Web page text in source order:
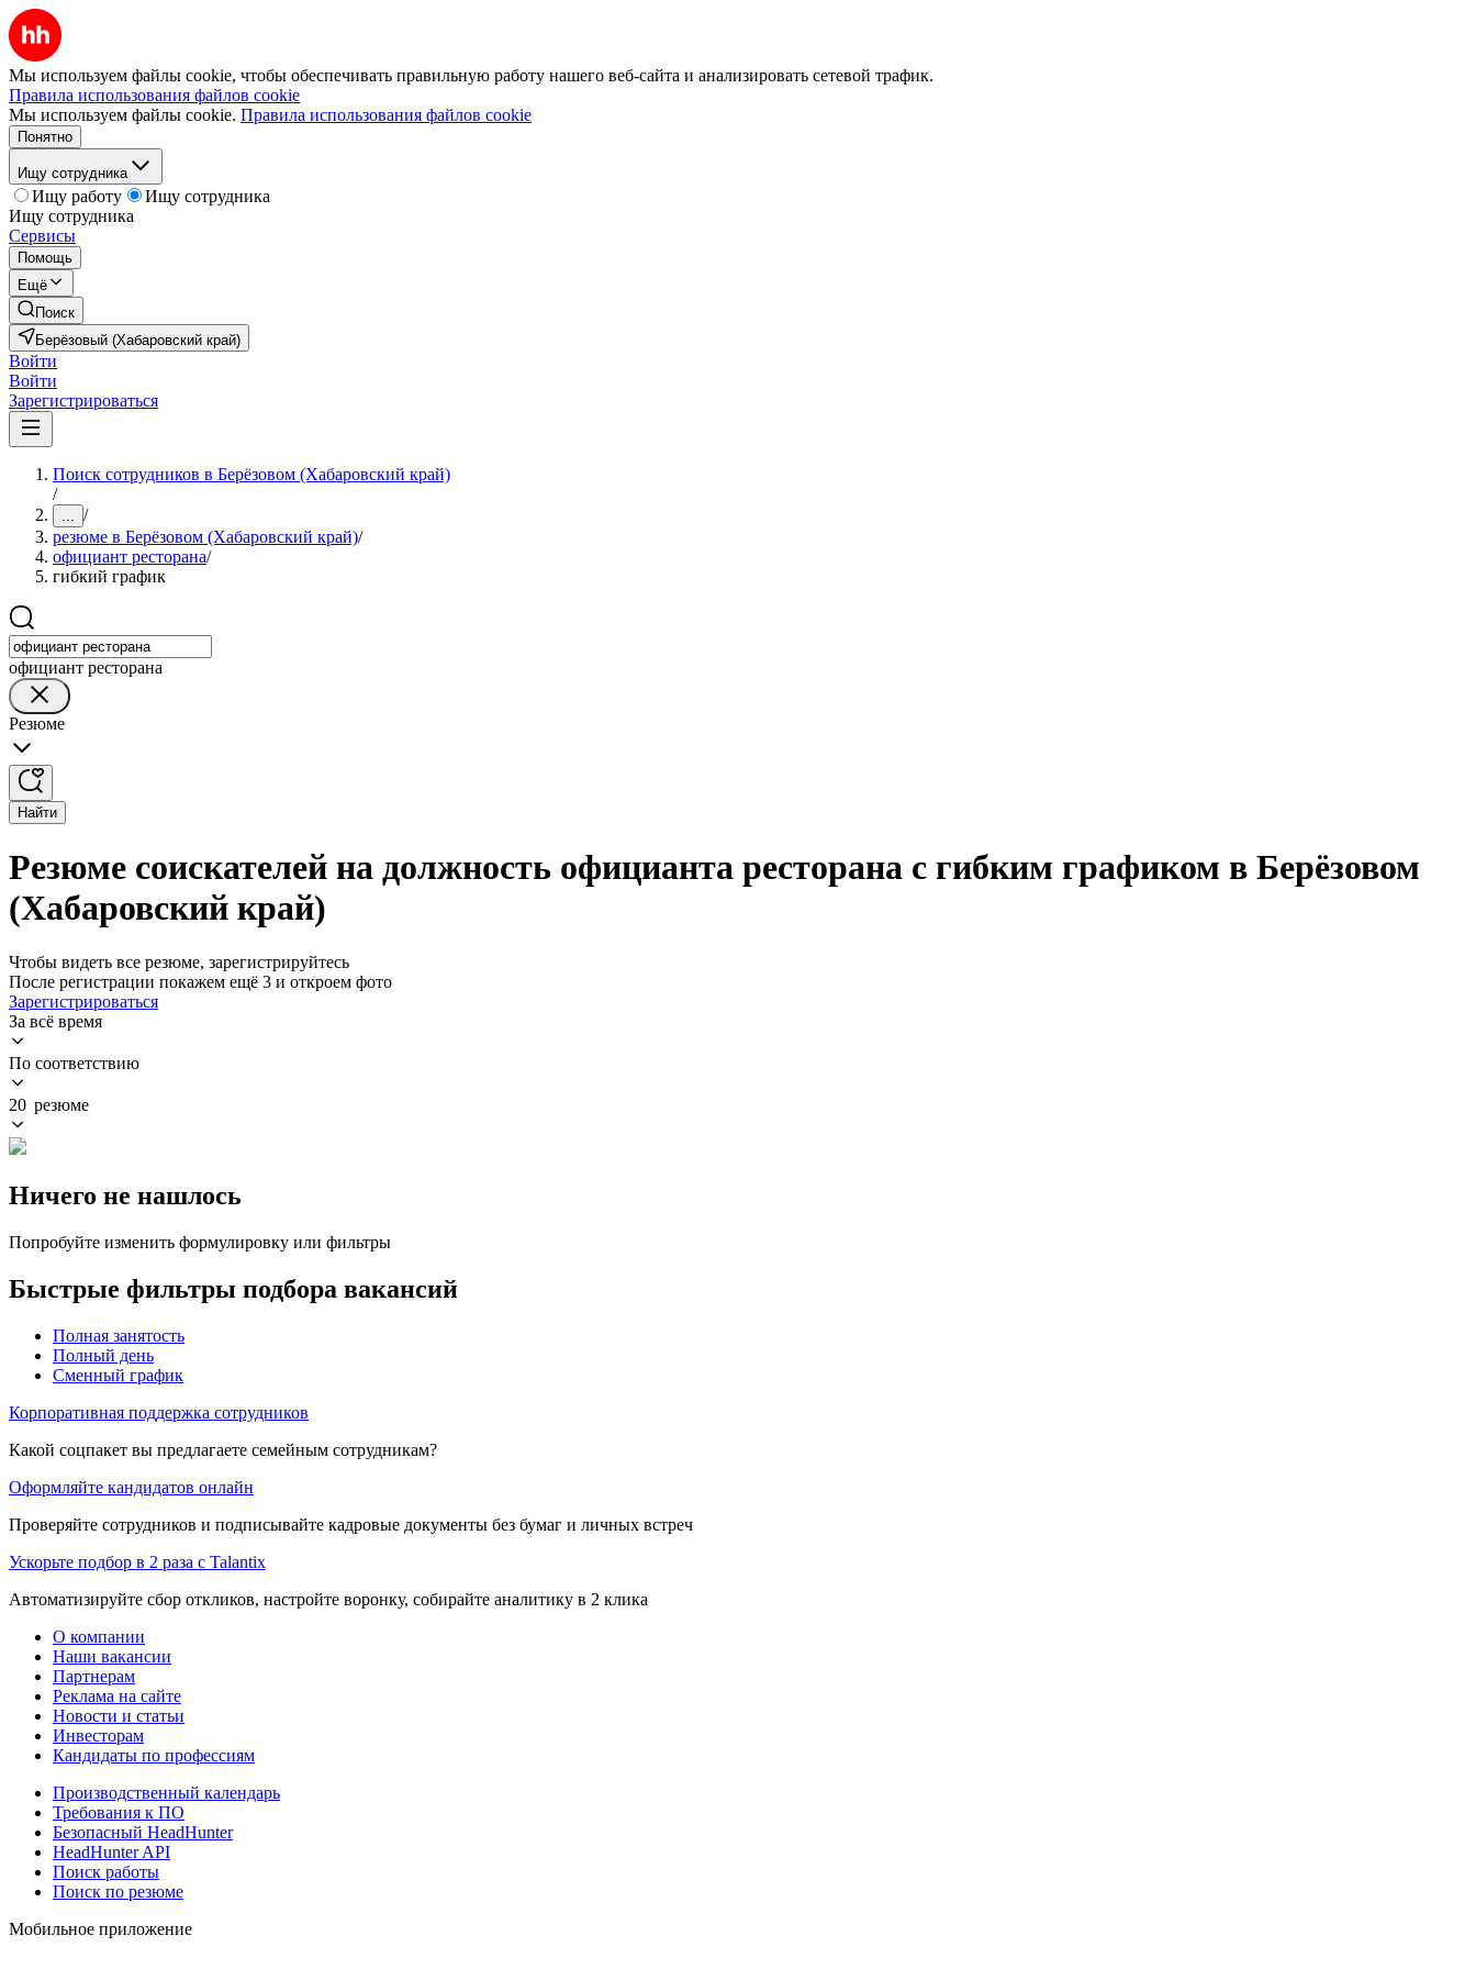
Мы используем файлы cookie, чтобы обеспечивать правильную работу нашего веб-сайта и анализировать сетевой трафик.
Правила использования файлов cookie
Мы используем файлы cookie. Правила использования файлов cookie
Понятно
Ищу сотрудника
Ищу работу
Ищу сотрудника
Ищу сотрудника
Сервисы
Помощь
Ещё
Поиск
Берёзовый (Хабаровский край)
Войти
Войти
Зарегистрироваться
Поиск сотрудников в Берёзовом (Хабаровский край)
/
... /
резюме в Берёзовом (Хабаровский край)/
официант ресторана/
гибкий график
официант ресторана
Резюме
Найти
Резюме соискателей на должность официанта ресторана с гибким графиком в Берёзовом
(Хабаровский край)
Чтобы видеть все резюме, зарегистрируйтесь
После регистрации покажем ещё 3 и откроем фото
Зарегистрироваться
За всё время
По соответствию
20 резюме
Ничего не нашлось
Попробуйте изменить формулировку или фильтры
Быстрые фильтры подбора вакансий
Полная занятость
Полный день
Сменный график
Корпоративная поддержка сотрудников
Какой соцпакет вы предлагаете семейным сотрудникам?
Оформляйте кандидатов онлайн
Проверяйте сотрудников и подписывайте кадровые документы без бумаг и личных встреч
Ускорьте подбор в 2 раза с Talantix
Автоматизируйте сбор откликов, настройте воронку, собирайте аналитику в 2 клика
О компании
Наши вакансии
Партнерам
Реклама на сайте
Новости и статьи
Инвесторам
Кандидаты по профессиям
Производственный календарь
Требования к ПО
Безопасный HeadHunter
HeadHunter API
Поиск работы
Поиск по резюме
Мобильное приложение